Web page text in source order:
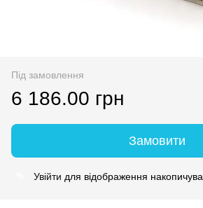
Під замовлення
6 186.00 грн
Замовити
Увійти для відображення